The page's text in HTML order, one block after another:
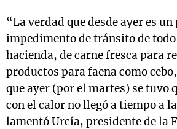
“La verdad que desde ayer es un
impedimento de tránsito de
hacienda, de carne fresca para
productos para faena como
que ayer (por el martes) se tuvo
con el calor no llegó a tiempo a
lamentó Urcía, presidente de la
Notas
Mundial 2026